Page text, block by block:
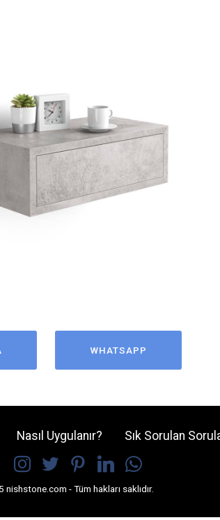
WHATSAPP
Nasıl Uygulanır? Sık Sorulan
- Tüm hakları saklıdır.